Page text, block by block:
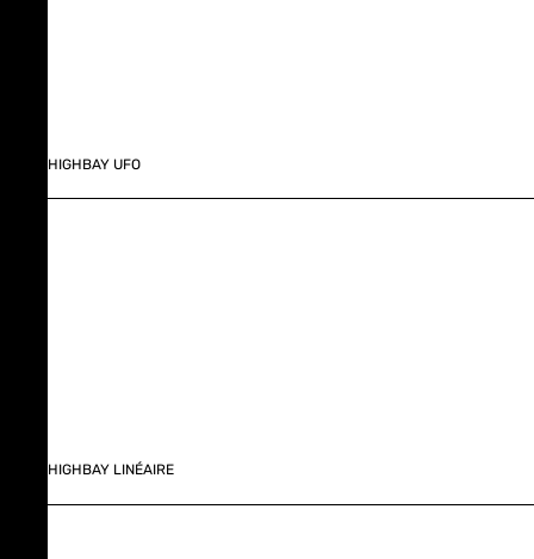
HIGHBAY UFO
HIGHBAY LINÉAIRE